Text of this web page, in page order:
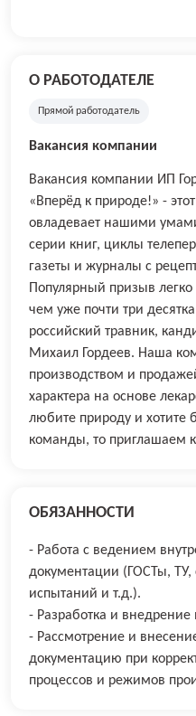
О РАБОТОДАТЕЛЕ
Прямой работодатель
Вакансия компании
Вакансия компании ИП
«Вперёд к природе!» -
овладевает нашими
серии книг, циклы
газеты и журналы с
Популярный призыв
чем уже почти три
российский травник,
Михаил Гордеев. Наша
производством и
характера на основе
любите природу и хотите
команды, то приглашаем
ОБЯЗАННОСТИ
- Работа с ведением
документации (ГОСТы, ТУ,
испытаний и т.д.).
- Разработка и внедрение
- Рассмотрение и
документацию при
процессов и режимов